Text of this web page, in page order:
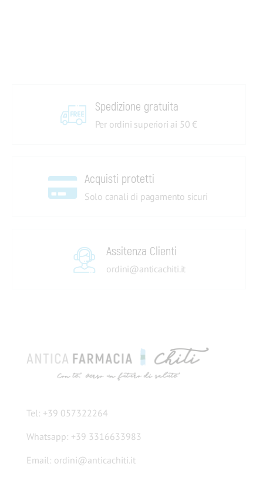
Spedizione gratuita
Per ordini superiori ai 50 €
Acquisti protetti
Solo canali di pagamento sicuri
Assitenza Clienti
ordini@anticachiti.it
Tel: +39 057322264
Whatsapp: +39 3316633983
Email: ordini@anticachiti.it